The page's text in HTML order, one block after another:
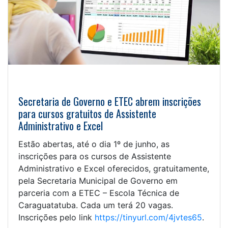
Secretaria de Governo e ETEC abrem inscrições
para cursos gratuitos de Assistente
Administrativo e Excel
Estão abertas, até o dia 1º de junho, as
inscrições para os cursos de Assistente
Administrativo e Excel oferecidos, gratuitamente,
pela Secretaria Municipal de Governo em
parceria com a ETEC – Escola Técnica de
Caraguatatuba. Cada um terá 20 vagas.
Inscrições pelo link https://tinyurl.com/4jvtes65.